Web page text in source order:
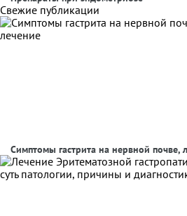
Свежие публикации
Симптомы гастрита на нервной почве,